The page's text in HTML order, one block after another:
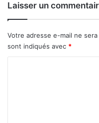
r
o
r
Laisser un
Votre adresse e-mail ne
sont indiqués avec *